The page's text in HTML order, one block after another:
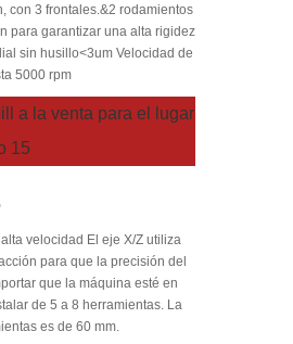
con 3 frontales.&2 rodamientos
para garantizar una alta rigidez
sin husillo<3um Velocidad de
5000 rpm
velocidad El eje X/Z utiliza
para que la precisión del
que la máquina esté en
de 5 a 8 herramientas. La
es de 60 mm.